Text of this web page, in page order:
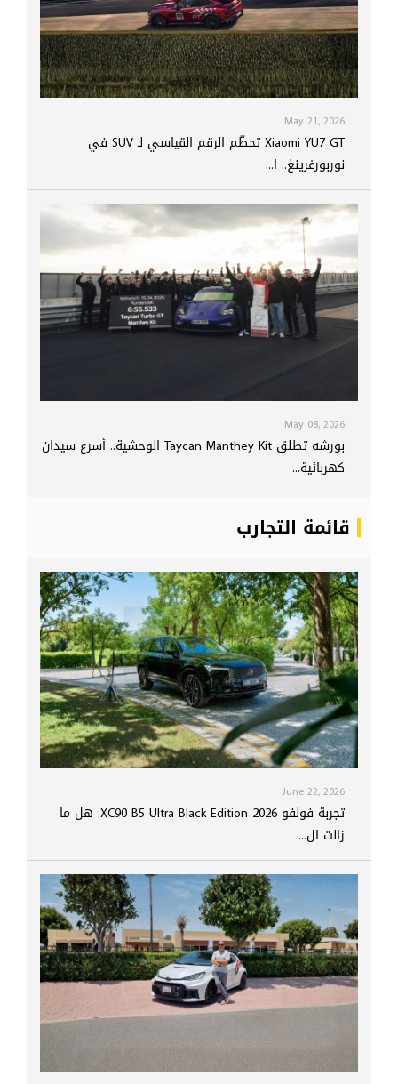
May 21, 2026
Xiaomi YU7 GT تحطّم الرقم القياسي لـ SUV في
نوربورغرينغ.. ا...
May 08, 2026
بورشه تطلق Taycan Manthey Kit الوحشية.. أسرع سيدان
كهربائية...
قائمة التجارب
June 22, 2026
تجربة فولفو XC90 B5 Ultra Black Edition 2026: هل ما
زالت ال...